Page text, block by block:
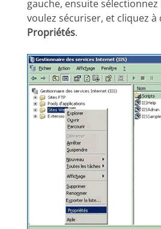
gauche, ensuite
voulez sécuriser, et cliquez
Propriétés.